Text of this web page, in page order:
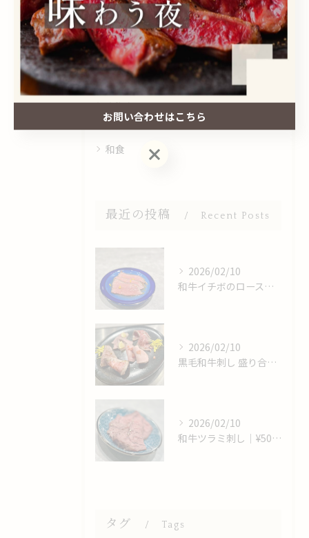
全てのカテゴリー
和牛
日本酒
ディナー
おばんざい
和食
最近の投稿 Recent Posts
2026/02/10
和牛イチボのロースト 出汁〆｜¥650｜期間限定
2026/02/10
黒毛和牛刺し 盛り合わせ｜¥2,000｜常時提供
2026/02/10
和牛ツラミ刺し｜¥500｜期間限定
タグ Tags
お問い合わせはこちら
お問い合わせはこちら